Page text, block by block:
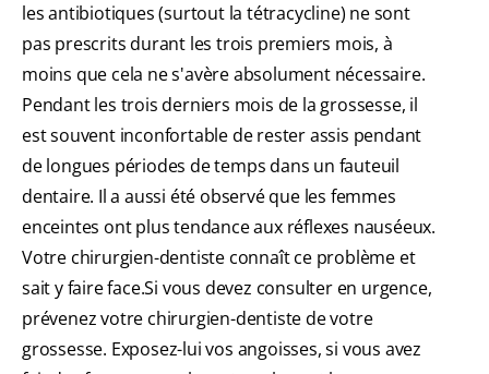
les antibiotiques (surtout la tétracycline) ne sont
pas prescrits durant les trois premiers mois, à
moins que cela ne s'avère absolument nécessaire.
Pendant les trois derniers mois de la grossesse, il
est souvent inconfortable de rester assis pendant
de longues périodes de temps dans un fauteuil
dentaire. Il a aussi été observé que les femmes
enceintes ont plus tendance aux réflexes nauséeux.
Votre chirurgien-dentiste connaît ce problème et
sait y faire face.Si vous devez consulter en urgence,
prévenez votre chirurgien-dentiste de votre
grossesse. Exposez-lui vos angoisses, si vous avez